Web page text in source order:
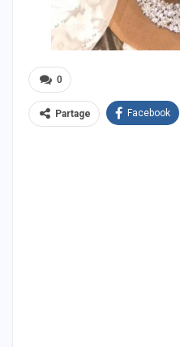
0
Partage Facebook